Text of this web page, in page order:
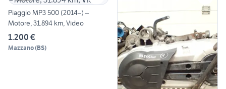
Piaggio MP3 500 (2014–) –
Motore, 31.894 km, Video
1.200 €
Mazzano(BS)